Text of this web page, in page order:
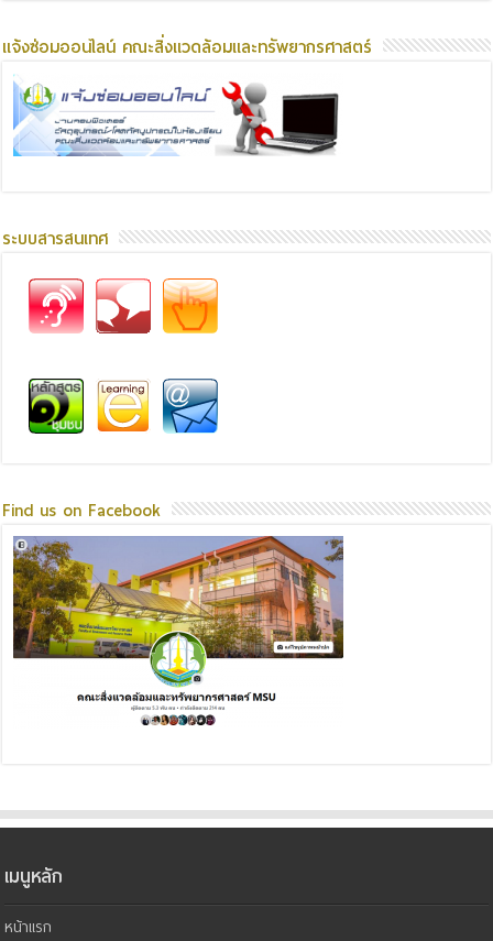
แจ้งซ่อมออนไลน์ คณะสิ่งแวดล้อมและทรัพยากรศาสตร์
ระบบสารสนเทศ
Find us on Facebook
เมนูหลัก
หน้าแรก